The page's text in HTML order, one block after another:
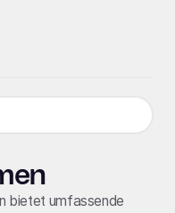
bietet umfassende